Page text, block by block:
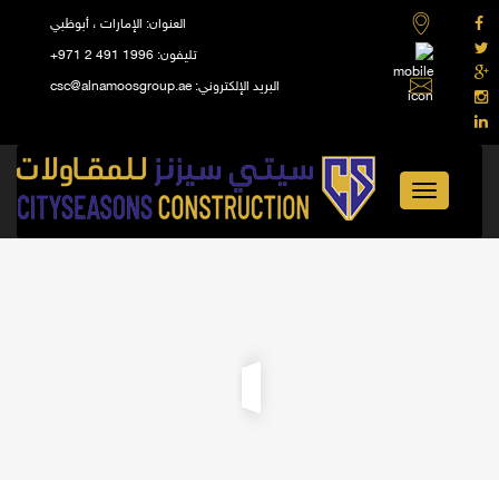
العنوان: الإمارات ، أبوظبي
تليفون: +971 2 491 1996
البريد الإلكتروني:
Toggle
navigation